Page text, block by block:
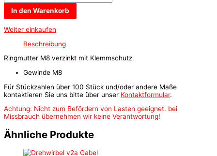
In den Warenkorb
Weiter einkaufen
Beschreibung
Ringmutter M8 verzinkt mit Klemmschutz
Gewinde M8
Für Stückzahlen über 100 Stück und/oder andere Maße
kontaktieren Sie uns bitte über unser Kontaktformular.
Achtung: Nicht zum Befördern von Lasten geeignet. bei
Missbrauch übernehmen wir keine Verantwortung!
Ähnliche Produkte